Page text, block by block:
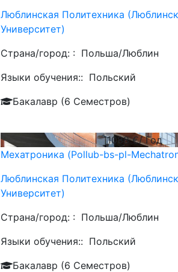
Люблинская Политехника
Университет)
Страна/город: : Польша/Люблин
Языки обучения:: Польский
Бакалавр (6 Семестров)
1088€/ Год
Мехатроника (Pollub-bs-pl-
Люблинская Политехника
Университет)
Страна/город: : Польша/Люблин
Языки обучения:: Польский
Бакалавр (6 Семестров)